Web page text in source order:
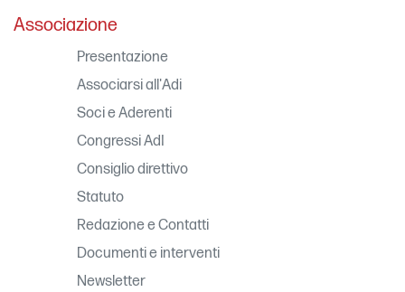
Associazione
Presentazione
Associarsi all'Adi
Soci e Aderenti
Congressi AdI
Consiglio direttivo
Statuto
Redazione e Contatti
Documenti e interventi
Newsletter